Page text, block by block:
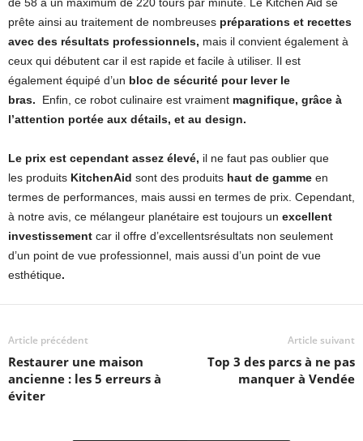
de 58 à un maximum de 220 tours par minute. Le Kitchen Aid se
prête ainsi au traitement de nombreuses préparations et recettes
avec des résultats professionnels, mais il convient également à
ceux qui débutent car il est rapide et facile à utiliser. Il est
également équipé d’un bloc de sécurité pour lever le
bras.
Enfin, ce robot culinaire est vraiment magnifique, grâce à
l’attention portée aux détails, et au design.
Le prix est cependant assez élevé, il ne faut pas oublier que
les produits KitchenAid sont des produits haut de gamme en
termes de performances, mais aussi en termes de prix. Cependant,
à notre avis, ce mélangeur planétaire est toujours un excellent
investissement car il offre d’excellentsrésultats non seulement
d’un point de vue professionnel, mais aussi d’un point de vue
esthétique.
Article précédent
Restaurer une maison
ancienne : les 5 erreurs à
éviter
Article suivant
Top 3 des parcs à ne pas
manquer à Vendée